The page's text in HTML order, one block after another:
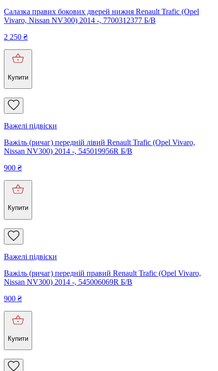
Салазка правих бокових дверей нижня Renault Trafic (Opel
Vivaro, Nissan NV300) 2014 -, 7700312377 Б/В
2 250 ₴
Купити
Важелі підвіски
Важіль (ричаг) передній лівий Renault Trafic (Opel Vivaro,
Nissan NV300) 2014 -, 545019956R Б/В
900 ₴
Купити
Важелі підвіски
Важіль (ричаг) передній правий Renault Trafic (Opel Vivaro,
Nissan NV300) 2014 -, 545006069R Б/В
900 ₴
Купити